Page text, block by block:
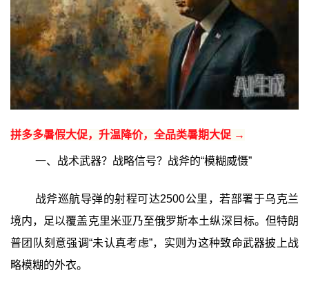
拼多多暑假大促，升温降价，全品类暑期大促 →
一、战术武器？战略信号？战斧的“模糊威慑”
战斧巡航导弹的射程可达2500公里，若部署于乌克兰
境内，足以覆盖克里米亚乃至俄罗斯本土纵深目标。但特朗
普团队刻意强调“未认真考虑”，实则为这种致命武器披上战
略模糊的外衣。